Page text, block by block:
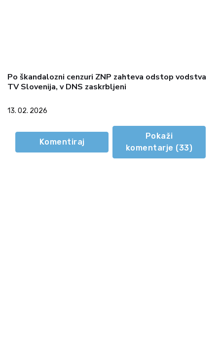
Po škandalozni cenzuri ZNP zahteva odstop vodstva
TV Slovenija, v DNS zaskrbljeni
13. 02. 2026
Komentiraj
Pokaži
komentarje (33)